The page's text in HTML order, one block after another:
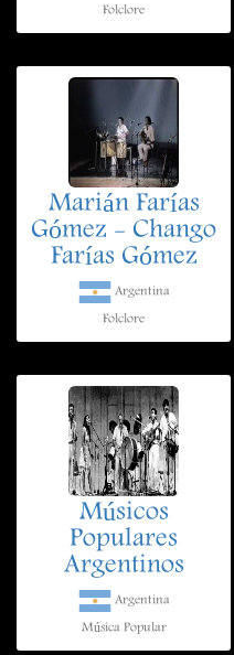
Folclore
Marián Farías
Gómez - Chango
Farías Gómez
Argentina
Folclore
Músicos
Populares
Argentinos
Argentina
Música Popular